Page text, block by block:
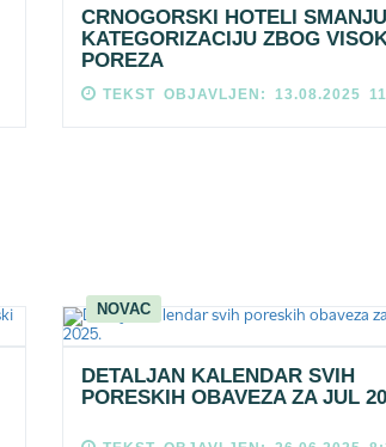
CRNOGORSKI HOTELI
KATEGORIZACIJU ZBOG
POREZA
TEKST OBJAVLJEN: 13.08.2025
NOVAC
DETALJAN KALENDAR SVIH
PORESKIH OBAVEZA ZA JUL